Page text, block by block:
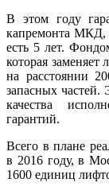
В этом году
капремонта МКД,
есть 5 лет.
которая
на расстоянии
запасных частей.
качества
гарантий.
Всего в плане
в 2016 году, в
1600 единиц